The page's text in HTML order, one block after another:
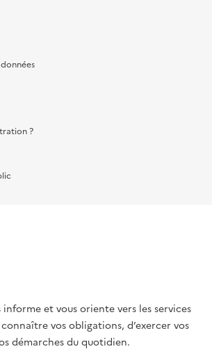
?
informe et vous oriente vers les services
vos obligations, d’exercer vos
démarches du quotidien.